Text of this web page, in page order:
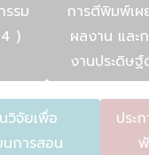
รม
)
การตีพิมพ์เผ
ผลงาน และ
งานประดิษ
วิจัยเพื่อ
การสอน
ประ